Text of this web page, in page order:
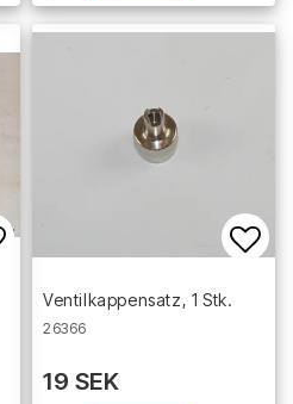
to list of favorites
Ventilkappensatz, 1 Stk.
26366
19 SEK